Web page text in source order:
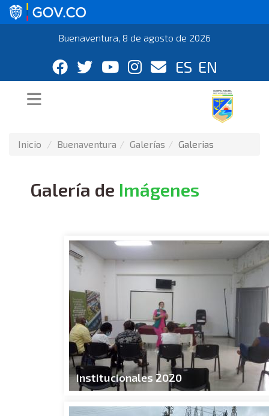
Buenaventura, 8 de agosto de 2026
ES EN
Inicio Buenaventura Galerías Galerias
Galería de Imágenes
Institucionales 2020